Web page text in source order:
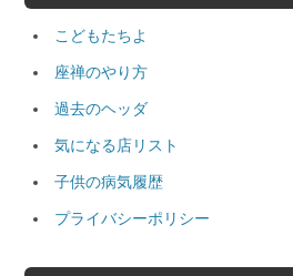
こどもたちよ
座禅のやり方
過去のヘッダ
気になる店リスト
子供の病気履歴
プライバシーポリシー